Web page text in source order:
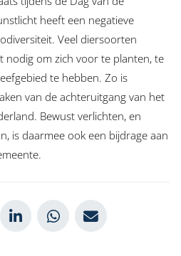
heeft een negatieve
Veel diersoorten
nodig om zich voor te planten, te
te hebben. Zo is
van de achteruitgang van het
Bewust verlichten, en
is daarmee ook een bijdrage aan
Deel via Facebook
Deel via LinkedInDeel via WhatsApp